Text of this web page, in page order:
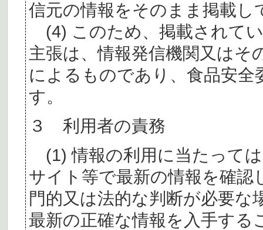
信元の情報をそのまま掲載し
(4) このため、掲載されて
主張は、情報発信機関又はそ
によるものであり、食品安
す。
３ 利用者の責務
(1) 情報の利用に当たって
サイト等で最新の情報を確認
門的又は法的な判断が必要
最新の正確な情報を入手する